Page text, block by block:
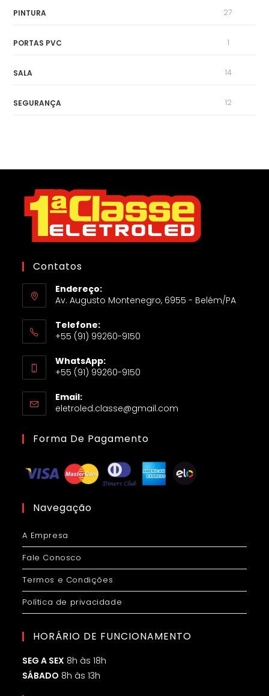
PINTURA 27
PORTAS PVC 1
SALA 14
SEGURANÇA 12
Contatos
Endereço:
Av. Augusto Montenegro, 6955 - Belém/PA
Telefone:
+55 (91) 99260-9150
WhatsApp:
+55 (91) 99260-9150
Email:
eletroled.classe@gmail.com
Forma De Pagamento
Navegação
A Empresa
Fale Conosco
Termos e Condições
Política de privacidade
HORÁRIO DE FUNCIONAMENTO
SEG A SEX 8h às 18h
SÁBADO 8h às 13h